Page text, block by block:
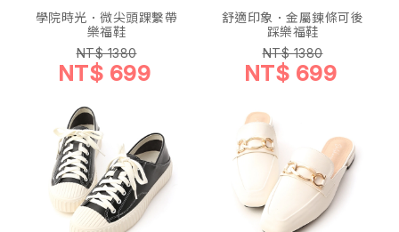
學院時光．微尖頭踝繫帶
樂福鞋
NT$ 1380
NT$ 699
舒適印象．金屬鍊條可後
踩樂福鞋
NT$ 1380
NT$ 699